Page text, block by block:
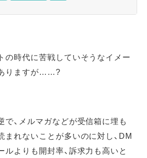
の時代に苦戦していそうなイメー
りますが……?
で、メルマガなどが受信箱に埋も
まれないことが多いのに対し、DM
ルよりも開封率、訴求力も高いと